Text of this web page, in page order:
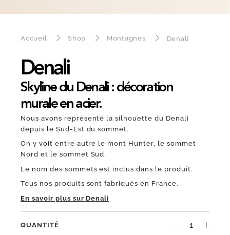
Accueil Shop Montagnes Denali
Denali
Skyline du Denali : décoration
murale en acier.
Nous avons représenté la silhouette du Denali
depuis le Sud-Est du sommet.
On y voit entre autre le mont Hunter, le sommet
Nord et le sommet Sud.
Le nom des sommets est inclus dans le produit.
Tous nos produits sont fabriqués en France.
En savoir plus sur Denali
QUANTITÉ